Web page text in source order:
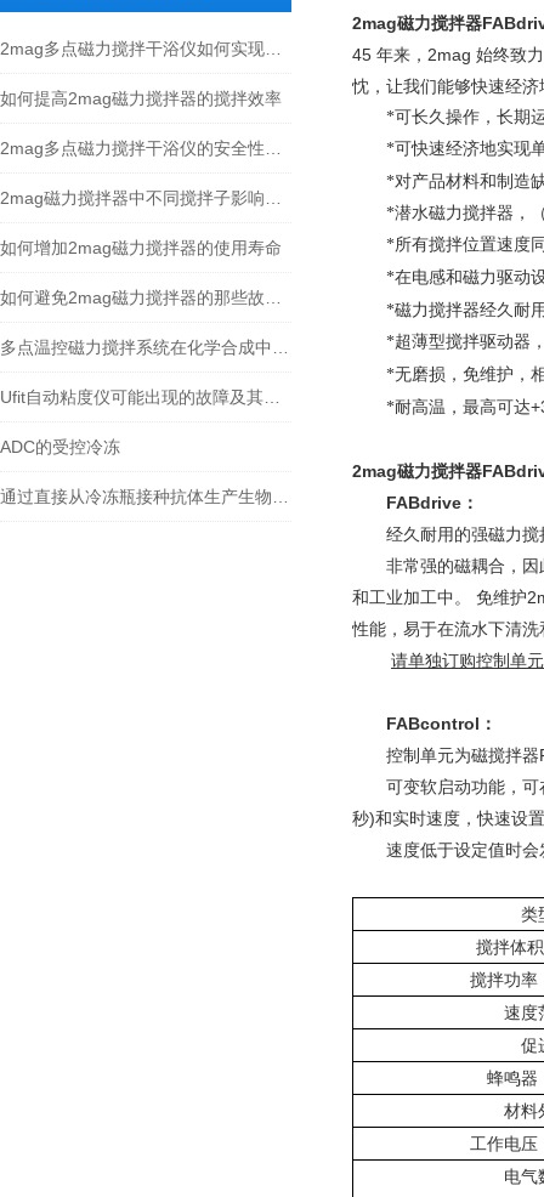
如何提高2mag磁力搅拌器的搅拌效率
如何增加2mag磁力搅拌器的使用寿命
ADC的受控冷冻
2mag磁力搅拌器
45 年来， 2mag 始终致
忱，让我们能够快速经
*可长久操作，长期
*可快速经济地实现
*对产品材料和制造
*潜水磁力搅拌器，
*所有搅拌位置速度
*在电感和磁力驱动
*磁力搅拌器经久耐
*超薄型搅拌驱动器
*无磨损，免维护 ，
*耐高温，最高可达
2mag磁力搅拌器
FABdrive：
经久耐用的强磁力
非常强的磁耦合，
和工业加工中。 免维护
性能，易于在流水下清
请单独订购控制单
FABcontrol：
控制单元为磁搅拌
可变软启动功能，
秒)和实时速度，快速设
速度低于设定值时
类
搅拌体
搅拌功率
速度
促
蜂鸣器
材料
工作电压
电气